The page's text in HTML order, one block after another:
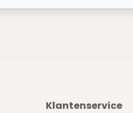
Klantenservice